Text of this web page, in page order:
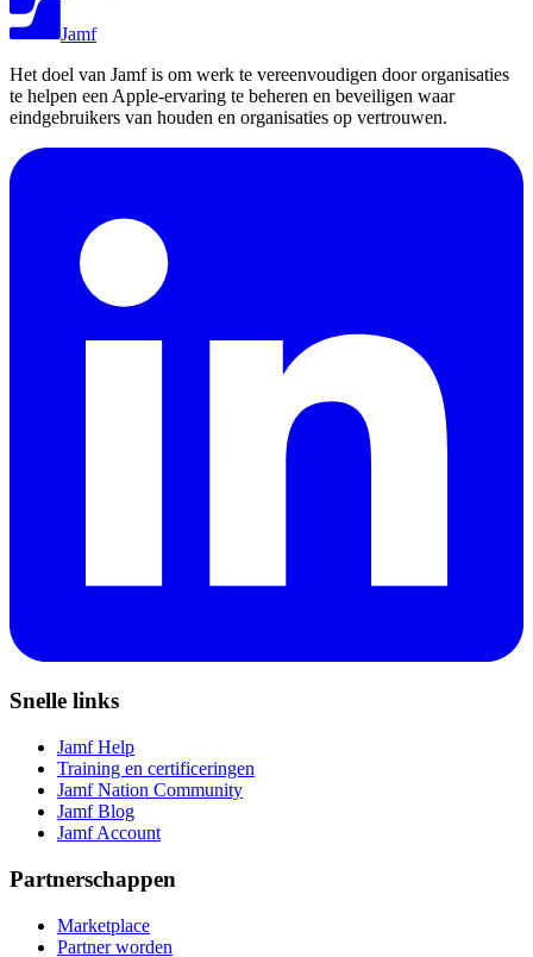
Jamf
Het doel van Jamf is om werk te vereenvoudigen door organisaties
te helpen een Apple-ervaring te beheren en beveiligen waar
eindgebruikers van houden en organisaties op vertrouwen.
Snelle links
Jamf Help
Training en certificeringen
Jamf Nation Community
Jamf Blog
Jamf Account
Partnerschappen
Marketplace
Partner worden